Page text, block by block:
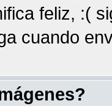
feliz, :(
cuando